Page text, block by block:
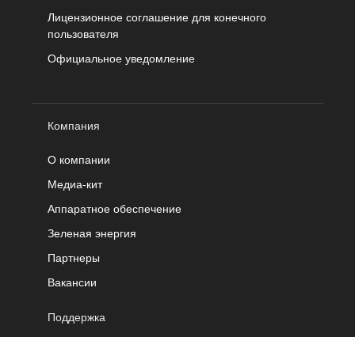
Лицензионное соглашение для конечного
пользователя
Официальное уведомление
Компания
О компании
Медиа-кит
Аппаратное обеспечение
Зеленая энергия
Партнеры
Вакансии
Поддержка